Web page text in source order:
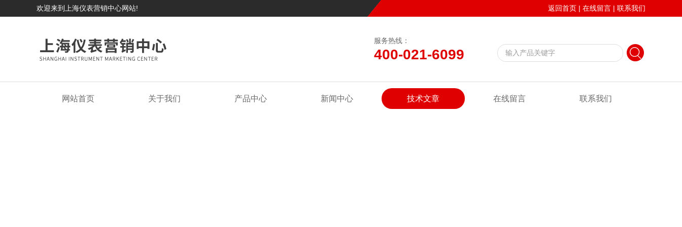
欢迎来到上海仪表营销中心网站! 返回首页 | 在线留言 | 联系我们
服务热线：
400-021-6099
网站首页 关于我们 产品中心 新闻中心 技术文章 在线留言 联系我们